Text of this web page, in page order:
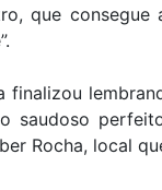
que
finalizou
saudoso
Rocha, local